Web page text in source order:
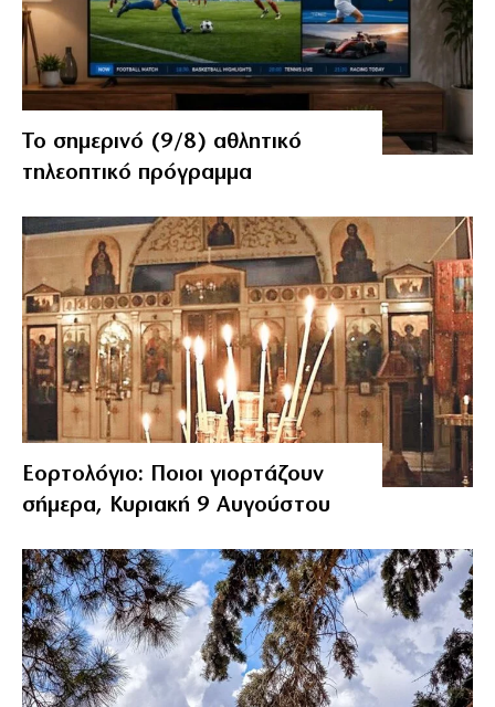
Το σημερινό (9/8) αθλητικό
τηλεοπτικό πρόγραμμα
Εορτολόγιο: Ποιοι γιορτάζουν
σήμερα, Κυριακή 9 Αυγούστου